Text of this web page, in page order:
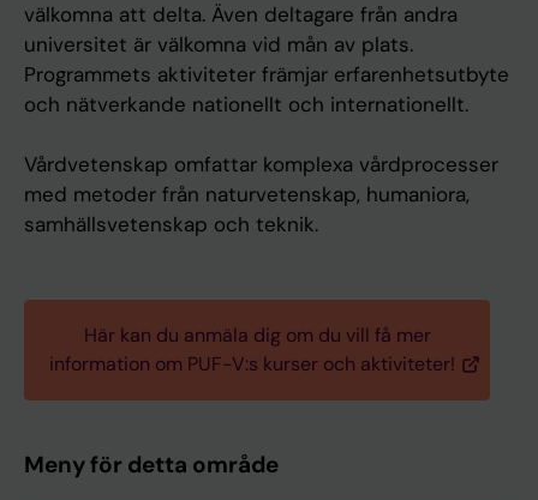
välkomna att delta. Även deltagare från andra
universitet är välkomna vid mån av plats.
Programmets aktiviteter främjar erfarenhetsutbyte
och nätverkande nationellt och internationellt.
Vårdvetenskap omfattar komplexa vårdprocesser
med metoder från naturvetenskap, humaniora,
samhällsvetenskap och teknik.
Här kan du anmäla dig om du vill få mer
information om PUF-V:s kurser och aktiviteter!
Meny för detta område